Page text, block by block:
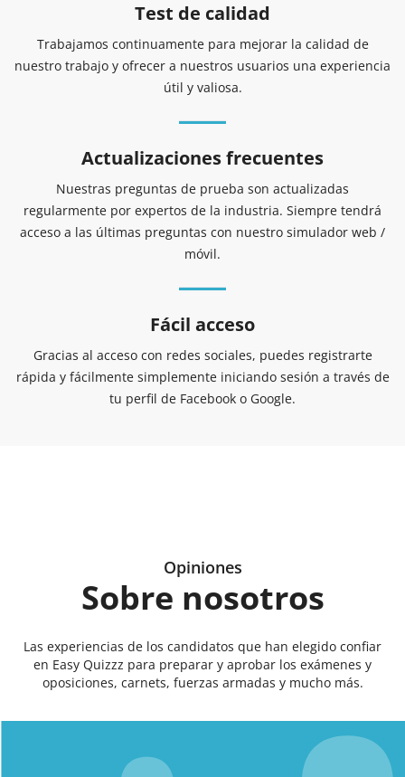
Test de calidad
Trabajamos continuamente para mejorar la calidad de
nuestro trabajo y ofrecer a nuestros usuarios una experiencia
útil y valiosa.
Actualizaciones frecuentes
Nuestras preguntas de prueba son actualizadas
regularmente por expertos de la industria. Siempre tendrá
acceso a las últimas preguntas con nuestro simulador web /
móvil.
Fácil acceso
Gracias al acceso con redes sociales, puedes registrarte
rápida y fácilmente simplemente iniciando sesión a través de
tu perfil de Facebook o Google.
Opiniones
Sobre nosotros
Las experiencias de los candidatos que han elegido confiar
en Easy Quizzz para preparar y aprobar los exámenes y
oposiciones, carnets, fuerzas armadas y mucho más.